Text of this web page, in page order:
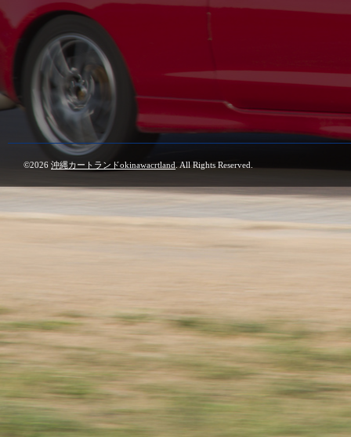
©2026 沖縄カートランドokinawacrtland . All Rights Reserved.